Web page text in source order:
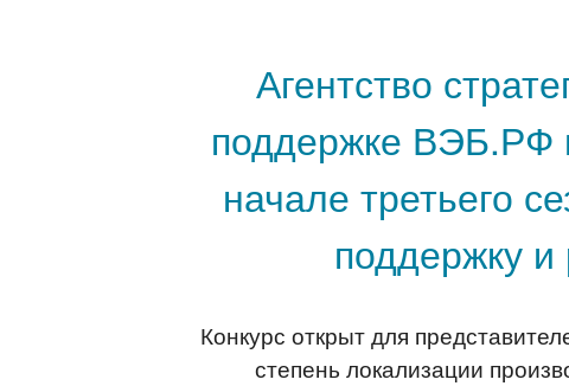
Агентство
поддержке ВЭБ.РФ
начале третьего
поддержку и
Конкурс открыт для
степень локализации